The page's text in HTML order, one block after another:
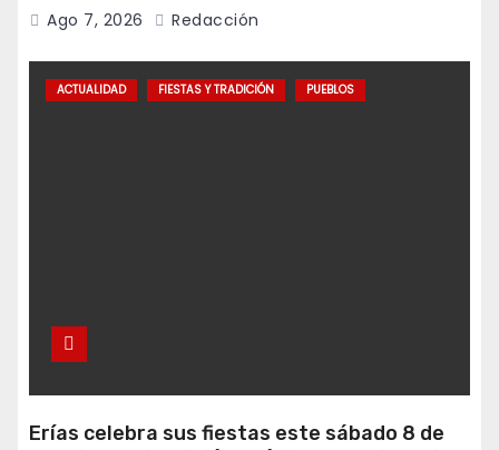
programa Falamos
Ago 7, 2026 Redacción
ACTUALIDAD FIESTAS Y TRADICIÓN PUEBLOS
Erías celebra sus fiestas este sábado 8 de